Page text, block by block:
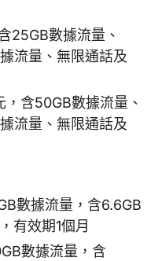
25GB數據流量、
流量、無限通話及
含50GB數據流量、
流量、無限通話及
數據流量，含6.6GB
有效期1個月
數據流量，含